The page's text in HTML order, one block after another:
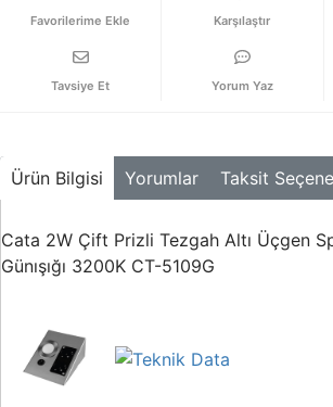
Karşılaştır
Tavsiye Et Yorum Yaz
Ürün Bilgisi Yorumlar Taksit
Cata 2W Çift Prizli Tezgah Altı Üçgen
Günışığı 3200K CT-5109G